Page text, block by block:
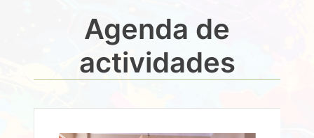
Agenda de
actividades